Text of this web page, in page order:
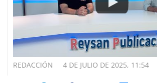
4 DE JULIO DE 2025, 11:54
REDACCIÓN